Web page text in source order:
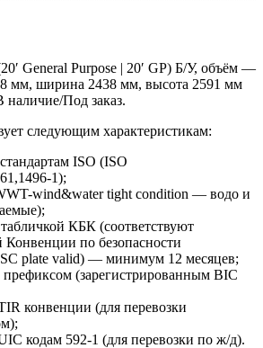
General Purpose | 20′ GP) Б/У, объём —
мм, ширина 2438 мм, высота 2591 мм
Под заказ.
следующим характеристикам:
ISO (ISO
1);
wind&water tight condition — водо и
КБК (соответствуют
по безопасности
plate valid) — минимум 12 месяцев;
(зарегистрированным BIC
конвенции (для перевозки
кодам 592-1 (для перевозки по ж/д).